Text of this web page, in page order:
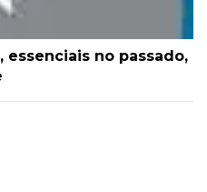
essenciais no passado,